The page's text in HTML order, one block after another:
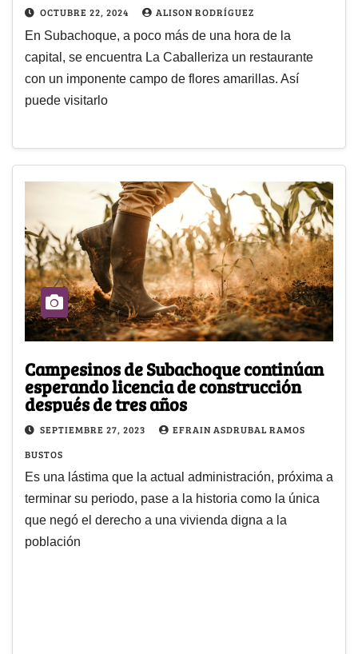
OCTUBRE 22, 2024 ALISON RODRÍGUEZ
En Subachoque, a poco más de una hora de la
capital, se encuentra La Caballeriza un restaurante
con un imponente campo de flores amarillas. Así
puede visitarlo
Campesinos de Subachoque continúan
esperando licencia de construcción
después de tres años
SEPTIEMBRE 27, 2023
EFRAIN ASDRUBAL RAMOS
BUSTOS
Es una lástima que la actual administración, próxima a
terminar su periodo, pase a la historia como la única
que negó el derecho a una vivienda digna a la
población